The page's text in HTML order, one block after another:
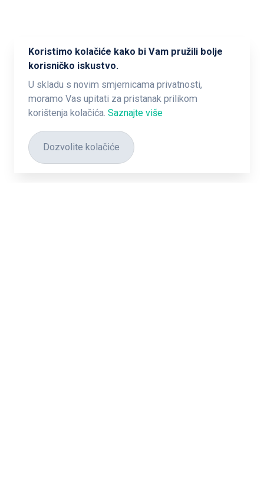
Koristimo kolačiće kako bi Vam pružili bolje
korisničko iskustvo.
U skladu s novim smjernicama privatnosti,
moramo Vas upitati za pristanak prilikom
korištenja kolačića. Saznajte više
Dozvolite kolačiće